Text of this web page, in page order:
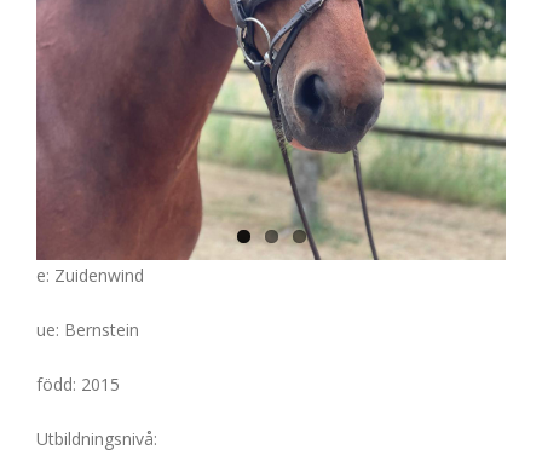
e: Zuidenwind
ue: Bernstein
född: 2015
Utbildningsnivå: